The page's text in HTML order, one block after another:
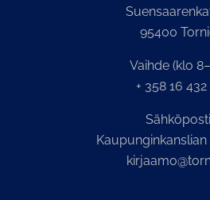
95400
Vaihde (klo
+ 358 16 432
Sähköposti